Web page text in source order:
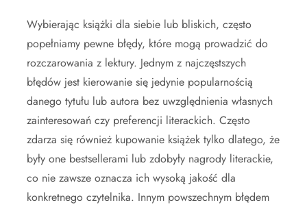
Wybierając książki dla siebie lub bliskich, często
popełniamy pewne błędy, które mogą prowadzić do
rozczarowania z lektury. Jednym z najczęstszych
błędów jest kierowanie się jedynie popularnością
danego tytułu lub autora bez uwzględnienia własnych
zainteresowań czy preferencji literackich. Często
zdarza się również kupowanie książek tylko dlatego, że
były one bestsellerami lub zdobyły nagrody literackie,
co nie zawsze oznacza ich wysoką jakość dla
konkretnego czytelnika. Innym powszechnym błędem